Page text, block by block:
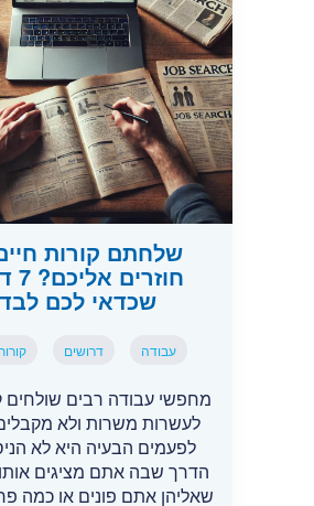
שלחתם קורות
שכדאי לכם
עבודה דרושים
מחפשי עבודה רבים שולחים
לעשרות משרות ולא
לפעמים הבעיה היא לא
הדרך שבה אתם מציגים
שאליהן אתם פונים או כמה